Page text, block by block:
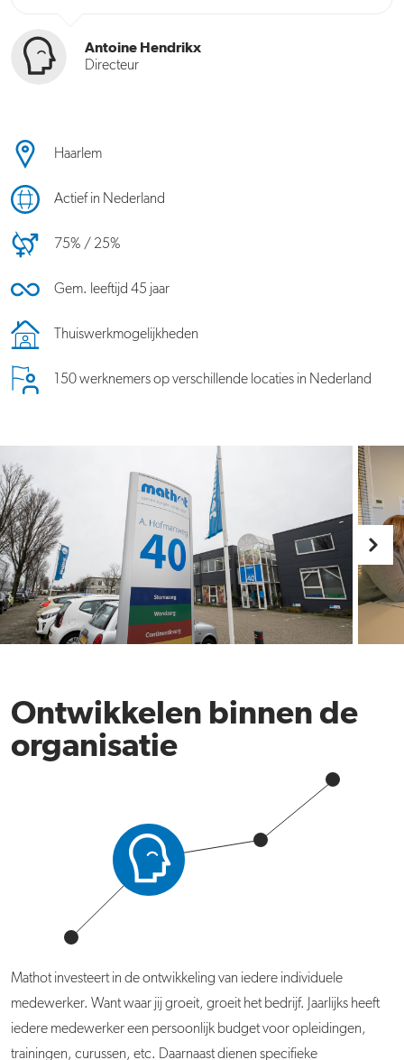
Antoine Hendrikx
Directeur
Haarlem
Actief in Nederland
75% / 25%
Gem. leeftijd 45 jaar
Thuiswerkmogelijkheden
150 werknemers op verschillende locaties in Nederland
Ontwikkelen binnen de
organisatie
Mathotinvesteert in de ontwikkeling van iedere individuele
medewerker. Want waar jij groeit, groeit het bedrijf. Jaarlijks heeft
iedere medewerker een persoonlijk budget voor opleidingen,
trainingen, curussen, etc. Daarnaast dienen specifieke